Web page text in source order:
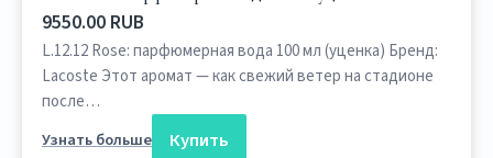
9550.00 RUB
L.12.12 Rose: парфюмерная вода 100 мл (уценка) Бренд:
Lacoste Этот аромат — как свежий ветер на стадионе
после…
Узнать больше
Купить